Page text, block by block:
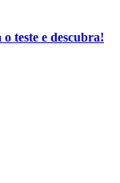
teste e descubra!